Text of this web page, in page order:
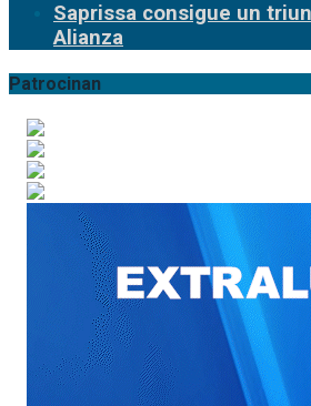
Saprissa consigue un
Alianza
Patrocinan